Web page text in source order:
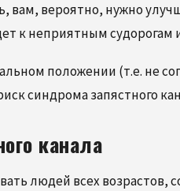
вам, вероятно, нужно
к неприятным судорогам
положении (т.е. не
синдрома запястного
канала
людей всех возрастов,